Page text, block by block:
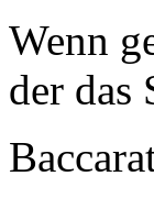
Wenn
der das